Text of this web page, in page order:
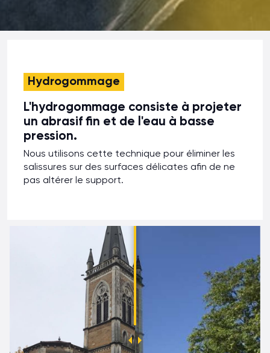
Hydrogommage
L'hydrogommage consiste à projeter
un abrasif fin et de l'eau à basse
pression.
Nous utilisons cette technique pour éliminer les
salissures sur des surfaces délicates afin de ne
pas altérer le support.